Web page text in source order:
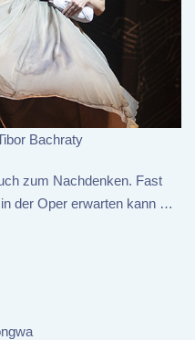
Bachraty
zum Nachdenken. Fast
der Oper erwarten kann …